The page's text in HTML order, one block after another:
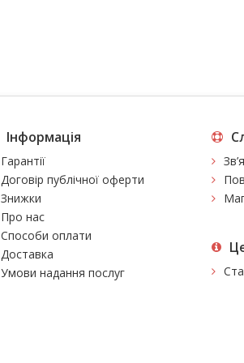
Інформація
Гарантії
Договір публічної оферти
Знижки
Про нас
Способи оплати
Доставка
Умови надання послуг